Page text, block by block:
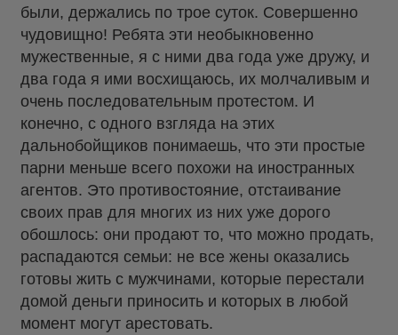
были, держались по трое суток. Совершенно
чудовищно! Ребята эти необыкновенно
мужественные, я с ними два года уже дружу, и
два года я ими восхищаюсь, их молчаливым и
очень последовательным протестом. И
конечно, с одного взгляда на этих
дальнобойщиков понимаешь, что эти простые
парни меньше всего похожи на иностранных
агентов. Это противостояние, отстаивание
своих прав для многих из них уже дорого
обошлось: они продают то, что можно продать,
распадаются семьи: не все жены оказались
готовы жить с мужчинами, которые перестали
домой деньги приносить и которых в любой
момент могут арестовать.